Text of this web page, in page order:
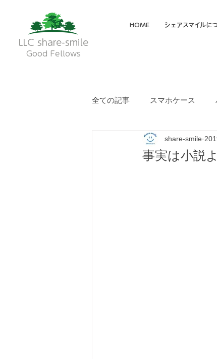
LLC share-smile
Good Fellows
HOME シェアスマイルに
全ての記事 スマホケース
メイディア掲載・動画
事実は小説
share-smile